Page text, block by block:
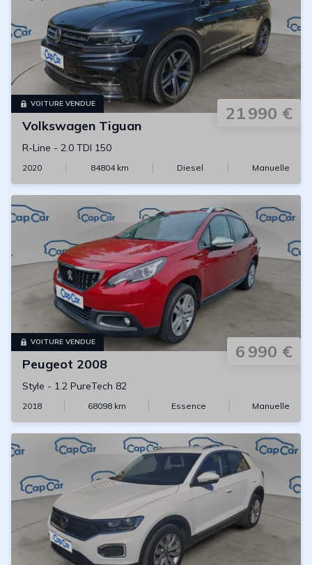
VOITURE VENDUE 21 990 €
Volkswagen Tiguan
R-Line - 2.0 TDI 150
2020 84804km Diesel Manuelle
VOITURE VENDUE 6 990 €
Peugeot 2008
Style - 1.2 PureTech 82
2018 68098km Essence Manuelle